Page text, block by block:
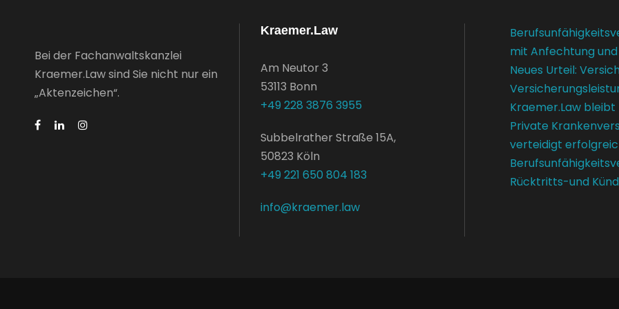
Bei der Fachanwaltskanzlei
Kraemer.Law sind Sie nicht nur ein
„Aktenzeichen“.
Kraemer.Law
Am Neutor 3
53113 Bonn
+49 228 3876 3955
Subbelrather Straße 15A,
50823 Köln
+49 221 650 804 183
info@kraemer.law
mit Anfechtung
Neues Urteil:
Kraemer.Law bleibt
Private
verteidigt
Rücktritts-und